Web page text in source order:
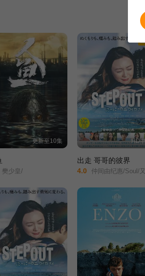
，愤然出手，不欢而散。这时一次车祸，让
话中，得知了自己家道中落的败局，他疯了……
更新至10集
樊少皇/
HD
出走 哥哥的彼界
4.0 仲间由纪惠/Soul/又吉伶音/伊波れいり/松田流花/津波竜斗/内田树/盧礼欧/玉城敦子/城间やよい/津嘉山正种/寺辻健一郎/